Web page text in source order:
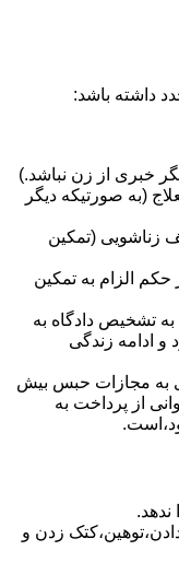
داشته باشد:
خبری از زن نباشد.)
(به صورتیکه دیگر
زناشویی (تمکین
الزام به تمکین
به تشخیص دادگاه به
و ادامه زندگی
به مجازات حبس بیش
از پرداخت به
زدن و